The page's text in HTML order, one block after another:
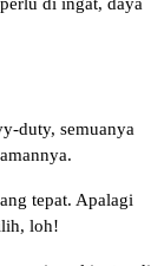
duty, semuanya
tepat. Apalagi
loh!